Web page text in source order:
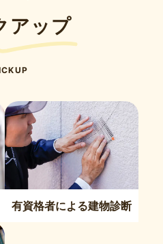
アップ
有資格者による建物診断